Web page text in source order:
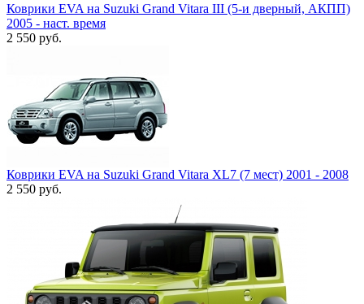
Коврики EVA на Suzuki Grand Vitara III (5-и дверный, АКПП)
2005 - наст. время
2 550 руб.
Коврики EVA на Suzuki Grand Vitara XL7 (7 мест) 2001 - 2008
2 550 руб.